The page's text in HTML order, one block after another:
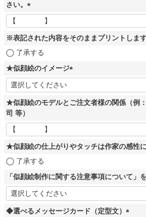
さい。
必
須
)
※表記された内容をそのままプリントしま
了承する
★似顔絵のイメージ
必
須
★似顔絵のモデルとご注文者様の関係（例
司 等）
★似顔絵の仕上がりやタッチは作家の感性
了承する
「似顔絵制作に関する注意事項について」
◆選べるメッセージカード（定型文）